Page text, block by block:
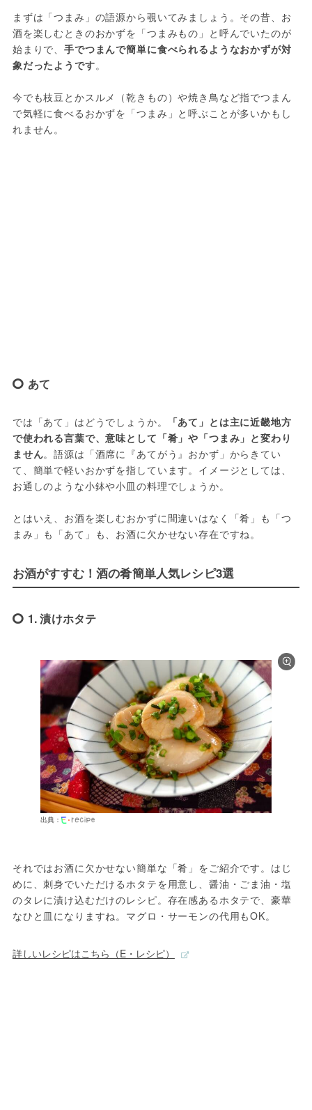
まずは「つまみ」の語源から覗いてみましょう。その昔、お
酒を楽しむときのおかずを「つまみもの」と呼んでいたのが
始まりで、手でつまんで簡単に食べられるようなおかずが対
象だったようです。
今でも枝豆とかスルメ（乾きもの）や焼き鳥など指でつまん
で気軽に食べるおかずを「つまみ」と呼ぶことが多いかもし
あて
では「あて」はどうでしょうか。
「あて」とは主に近畿地方
で使われる言葉で、意味として「肴」や「つまみ」と変わり
ません。語源は「酒席に『あてがう』おかず」からきてい
て、簡単で軽いおかずを指しています。イメージとしては、
お通しのような小鉢や小皿の料理でしょうか。
とはいえ、お酒を楽しむおかずに間違いはなく「肴」も「つ
お酒がすすむ！酒の肴簡単人気レシピ3選
1. 漬けホタテ
出典：
それではお酒に欠かせない簡単な「肴」をご紹介です。はじ
めに、刺身でいただけるホタテを用意し、醤油・ごま油・塩
のタレに漬け込むだけのレシピ。存在感あるホタテで、豪華
なひと皿になりますね。マグロ・サーモンの代用もOK。
詳しいレシピはこちら（E・レシピ）